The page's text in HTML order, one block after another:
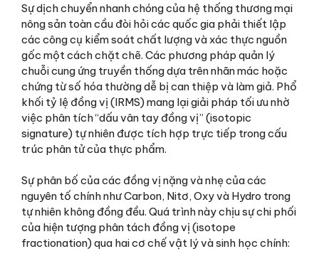
Sự dịch chuyển nhanh chóng của hệ thống thương mại
nông sản toàn cầu đòi hỏi các quốc gia phải thiết lập
các công cụ kiểm soát chất lượng và xác thực nguồn
gốc một cách chặt chẽ. Các phương pháp quản lý
chuỗi cung ứng truyền thống dựa trên nhãn mác hoặc
chứng từ số hóa thường dễ bị can thiệp và làm giả. Phổ
khối tỷ lệ đồng vị (IRMS) mang lại giải pháp tối ưu nhờ
việc phân tích “dấu vân tay đồng vị” (isotopic
signature) tự nhiên được tích hợp trực tiếp trong cấu
trúc phân tử của thực phẩm.
Sự phân bố của các đồng vị nặng và nhẹ của các
nguyên tố chính như Carbon, Nitơ, Oxy và Hydro trong
tự nhiên không đồng đều. Quá trình này chịu sự chi phối
của hiện tượng phân tách đồng vị (isotope
fractionation) qua hai cơ chế vật lý và sinh học chính: